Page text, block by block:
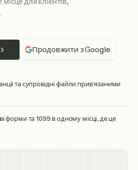
Продовжити з Google
та супровідні файли прив’язаними
форми та 1099 в одному місці, де це